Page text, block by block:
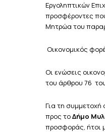
Εργοληπτικών
προσφέροντες
Μητρώα του
Οικονομικός
Οι ενώσεις
του άρθρου 76
Για τη συμμετοχή
προς τοΔήμο
προσφοράς, ήτοι